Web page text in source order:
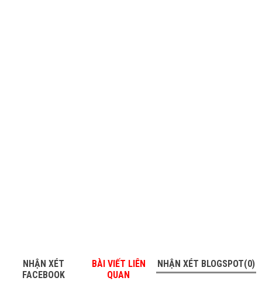
NHẬN XÉT
FACEBOOK
BÀI VIẾT LIÊN
QUAN
NHẬN XÉT BLOGSPOT(0)